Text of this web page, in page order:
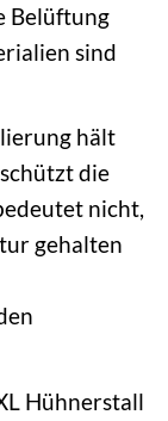
Belüftung
sind
hält
die
nicht,
gehalten
Hühnerstall